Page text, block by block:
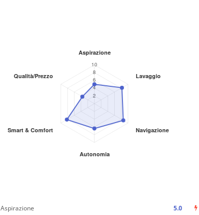
Aspirazione
5.0